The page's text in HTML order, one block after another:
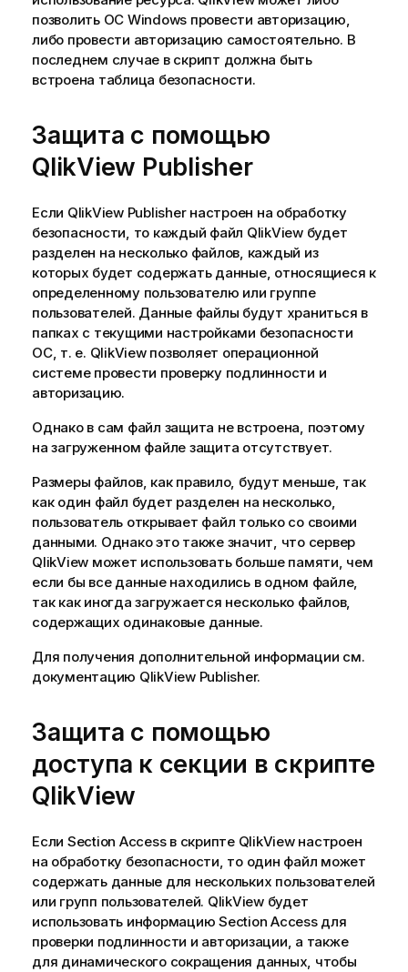
позволить ОС Windows провести авторизацию,
либо провести авторизацию самостоятельно. В
последнем случае в скрипт должна быть
встроена таблица безопасности.
Защита с помощью
QlikView Publisher
Если QlikView Publisher настроен на обработку
безопасности, то каждый файл QlikView будет
разделен на несколько файлов, каждый из
которых будет содержать данные, относящиеся к
определенному пользователю или группе
пользователей. Данные файлы будут храниться в
папках с текущими настройками безопасности
ОС, т. е. QlikView позволяет операционной
системе провести проверку подлинности и
авторизацию.
Однако в сам файл защита не встроена, поэтому
на загруженном файле защита отсутствует.
Размеры файлов, как правило, будут меньше, так
как один файл будет разделен на несколько,
пользователь открывает файл только со своими
данными. Однако это также значит, что сервер
QlikView может использовать больше памяти, чем
если бы все данные находились в одном файле,
так как иногда загружается несколько файлов,
содержащих одинаковые данные.
Для получения дополнительной информации см.
документацию QlikView Publisher.
Защита с помощью
доступа к секции в скрипте
QlikView
Если Section Access в скрипте QlikViewнастроен
на обработку безопасности, то один файл может
содержать данные для нескольких пользователей
или групп пользователей. QlikViewбудет
использовать информацию Section Access для
проверки подлинности и авторизации, а также
для динамического сокращения данных, чтобы